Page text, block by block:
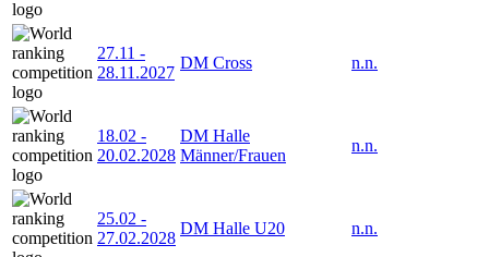
27.11 -
28.11.2027
DM Cross n.n.
18.02 -
20.02.2028
DM Halle
Männer/Frauen
n.n.
25.02 -
27.02.2028
DM Halle U20 n.n.